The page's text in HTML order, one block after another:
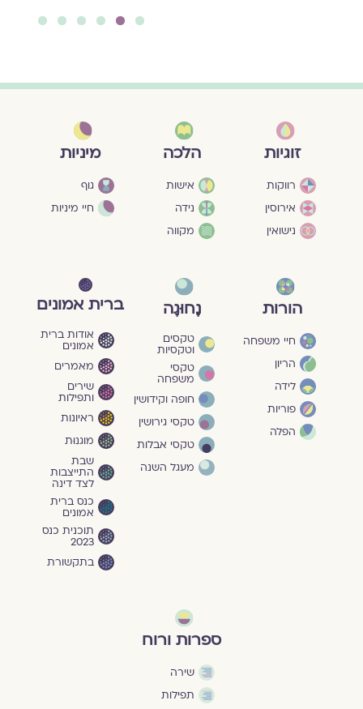
זוגיות
רווקות
אירוסין
נישואין
הלכה
אישות
נידה
מקווה
מיניות
גוף
חיי מיניות
הורות
חיי משפחה
הריון
לידה
פוריות
הפלה
נָחוּגָה
טקסים
וטקסיות
טקסי
משפחה
חופה וקידושין
טקסי גירושין
טקסי אבלות
מעגל השנה
ברית אמונים
אודות ברית
אמונים
מאמרים
שירים
ותפילות
ראיונות
מוגנוּת
שבת
התייצבות
לצד דינה
כנס ברית
אמונים
תוכנית כנס
2023
בתקשורת
ספרות ורוח
שירה
תפילות